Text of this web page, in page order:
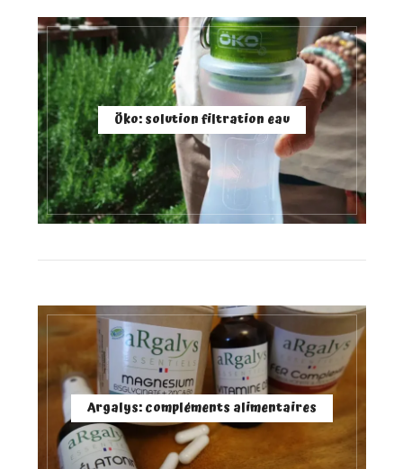
Öko: solution filtration eau
Argalys: compléments alimentaires